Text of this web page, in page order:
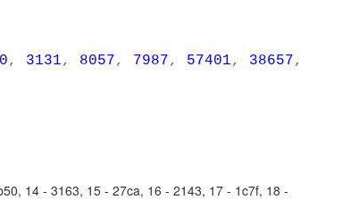
, 3131, 8057, 7987, 57401, 38657,
14 - 3163, 15 - 27ca, 16 - 2143, 17 - 1c7f, 18 -